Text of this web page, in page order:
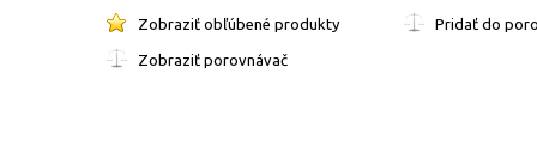
Zobraziť obľúbené produkty Pridať do
Zobraziť porovnávač